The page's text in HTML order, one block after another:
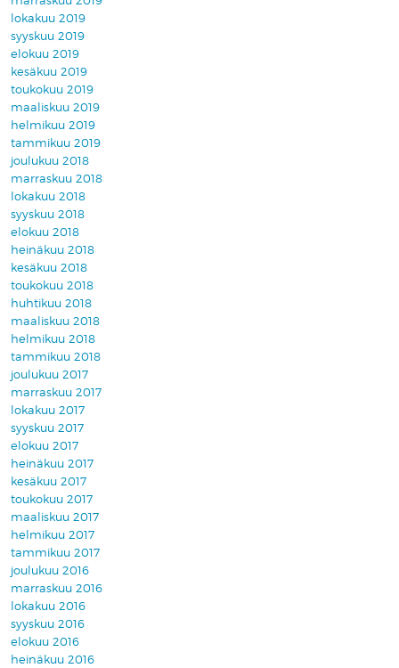
lokakuu 2019
syyskuu 2019
elokuu 2019
kesäkuu 2019
toukokuu 2019
maaliskuu 2019
helmikuu 2019
tammikuu 2019
joulukuu 2018
marraskuu 2018
lokakuu 2018
syyskuu 2018
elokuu 2018
heinäkuu 2018
kesäkuu 2018
toukokuu 2018
huhtikuu 2018
maaliskuu 2018
helmikuu 2018
tammikuu 2018
joulukuu 2017
marraskuu 2017
lokakuu 2017
syyskuu 2017
elokuu 2017
heinäkuu 2017
kesäkuu 2017
toukokuu 2017
maaliskuu 2017
helmikuu 2017
tammikuu 2017
joulukuu 2016
marraskuu 2016
lokakuu 2016
syyskuu 2016
elokuu 2016
heinäkuu 2016